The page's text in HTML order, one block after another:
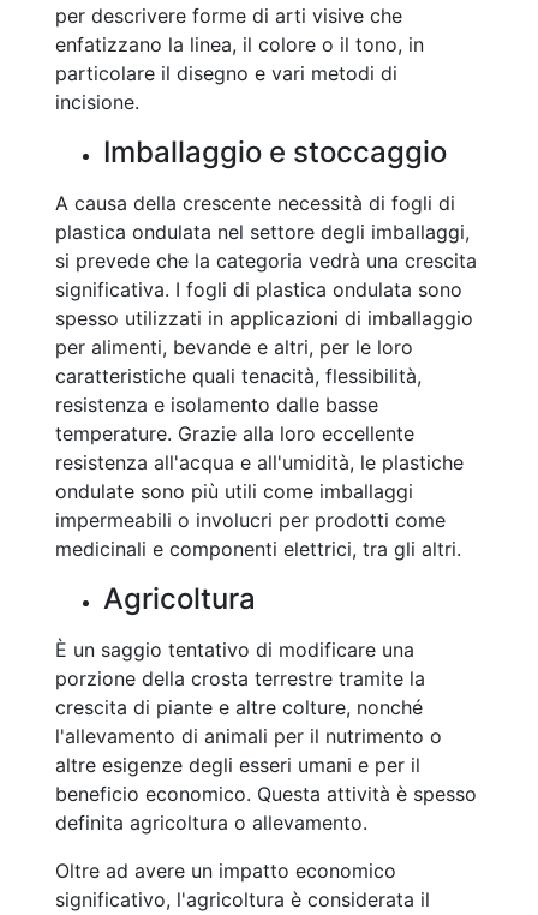
per descrivere forme di arti visive che
enfatizzano la linea, il colore o il tono, in
particolare il disegno e vari metodi di
incisione.
Imballaggio e stoccaggio
A causa della crescente necessità di fogli di
plastica ondulata nel settore degli imballaggi,
si prevede che la categoria vedrà una crescita
significativa. I fogli di plastica ondulata sono
spesso utilizzati in applicazioni di imballaggio
per alimenti, bevande e altri, per le loro
caratteristiche quali tenacità, flessibilità,
resistenza e isolamento dalle basse
temperature. Grazie alla loro eccellente
resistenza all'acqua e all'umidità, le plastiche
ondulate sono più utili come imballaggi
impermeabili o involucri per prodotti come
medicinali e componenti elettrici, tra gli altri.
Agricoltura
È un saggio tentativo di modificare una
porzione della crosta terrestre tramite la
crescita di piante e altre colture, nonché
l'allevamento di animali per il nutrimento o
altre esigenze degli esseri umani e per il
beneficio economico. Questa attività è spesso
definita agricoltura o allevamento.
Oltre ad avere un impatto economico
significativo, l'agricoltura è considerata il